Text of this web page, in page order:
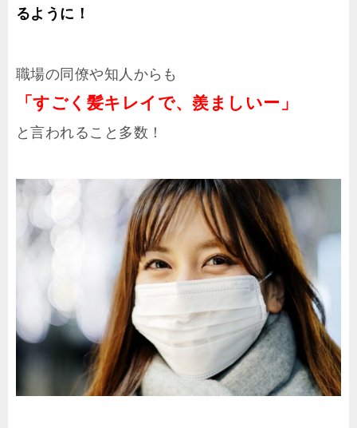
るように！
職場の同僚や知人からも
「すごく髪キレイで、羨ましいー」
と言われること多数！